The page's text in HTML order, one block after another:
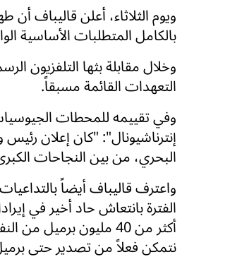
ويوم الثلاثاء، أعلن قاليباف
بالكامل المتطلبات الأساسية
وخلال مقابلة بثها التلفزيون
التعهدات القائمة مسبقاً.
وفي تقييمه للمحطات
إنترناشيونال": "كان إعلان
البحري، من بين النجاحات
واعترف قاليباف أيضاً
الفترة بانتعاش حاد أخير في
أكثر من 40 مليون
نتمكن فعلاً من تصدير حتى